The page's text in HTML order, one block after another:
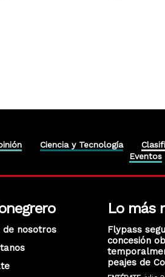
Ciencia y Tecnología
Eventos
de nosotros
Lo más
Flypass
concesión
peajes de